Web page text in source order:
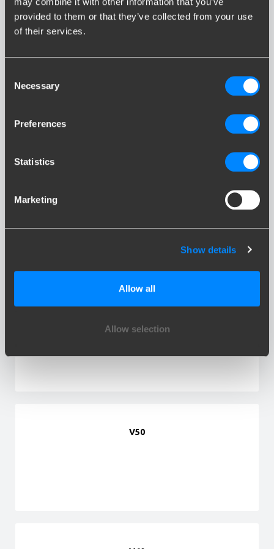
provided to them or that they’ve collected from your use
of their services.
Selection
Necessary
Preferences
Statistics
Marketing
Show details
Allow all
Allow selection
V50